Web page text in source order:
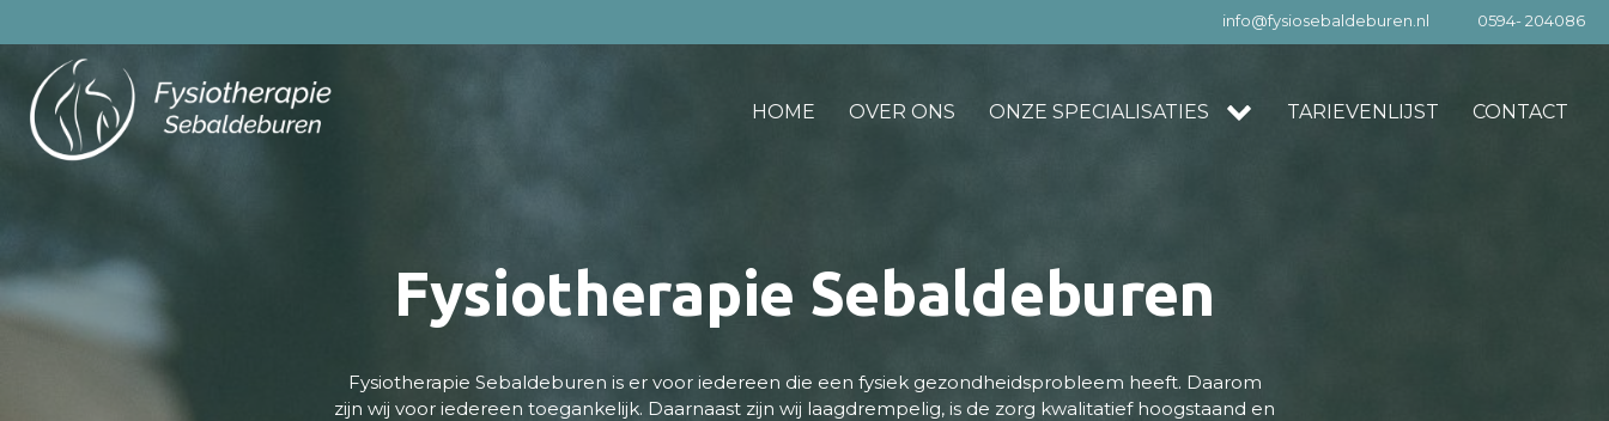
0594- 204086
info@fysiosebaldeburen.nl
HOME OVER ONS ONZE SPECIALISATIES TARIEVENLIJST CONTACT
Fysiotherapie Sebaldeburen
Fysiotherapie Sebaldeburen is er voor iedereen die een fysiek gezondheidsprobleem heeft. Daarom
zijn wij voor iedereen toegankelijk. Daarnaast zijn wij laagdrempelig, is de zorg kwalitatief hoogstaand en